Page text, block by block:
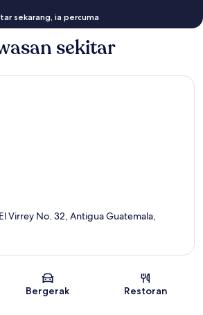
sekarang, ia percuma
sekitar
Virrey No. 32, Antigua Guatemala,
Bergerak Restoran